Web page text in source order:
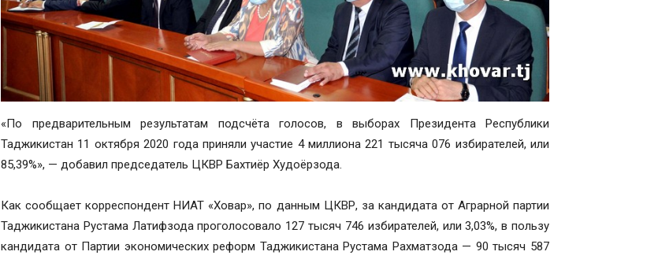
«По предварительным результатам подсчёта голосов, в выборах Президента Республики
Таджикистан 11 октября 2020 года приняли участие 4 миллиона 221 тысяча 076 избирателей, или
85,39%», — добавил председатель ЦКВР Бахтиёр Худоёрзода.
Как сообщает корреспондент НИАТ «Ховар», по данным ЦКВР, за кандидата от Аграрной партии
Таджикистана Рустама Латифзода проголосовало 127 тысяч 746 избирателей, или 3,03%, в пользу
кандидата от Партии экономических реформ Таджикистана Рустама Рахматзода — 90 тысяч 587